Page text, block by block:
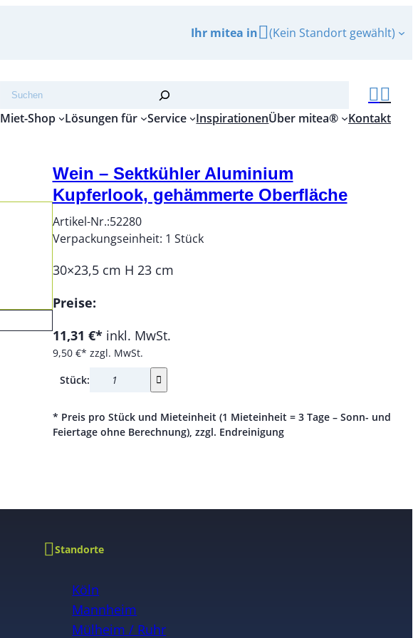
Ihr mitea in (Kein Standort gewählt)
Suchen
Miet-Shop
Lösungen für Service InspirationenÜber mitea® Kontakt
Wein – Sektkühler Aluminium
Kupferlook, gehämmerte Oberfläche
Artikel-Nr.:52280
Verpackungseinheit: 1 Stück
30×23,5 cm H 23 cm
Preise:
11,31 €* inkl. MwSt.
9,50 €* zzgl. MwSt.
Stück:
* Preis pro Stück und Mieteinheit (1 Mieteinheit = 3 Tage – Sonn- und
Feiertage ohne Berechnung), zzgl. Endreinigung
Standorte
Köln
Mannheim
Mülheim / Ruhr